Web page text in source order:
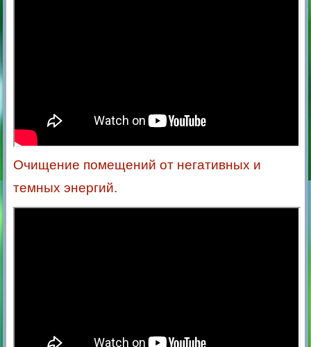
Очищение помещений от негативных и
темных энергий.